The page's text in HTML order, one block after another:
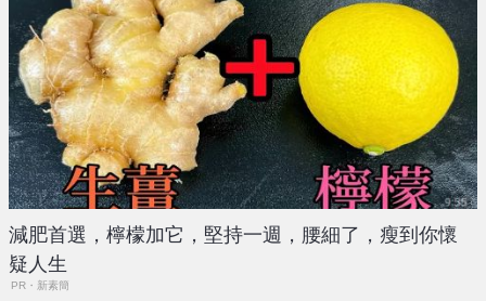
減肥首選，檸檬加它，堅持一週，腰細了，瘦到你懷
疑人生
PR・新素簡